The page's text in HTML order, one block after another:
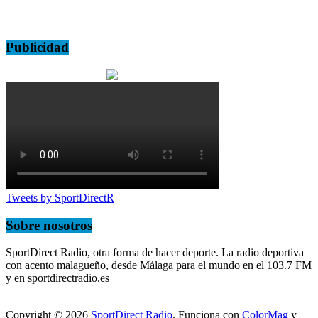
Publicidad
Tweets by SportDirectR
Sobre nosotros
SportDirect Radio, otra forma de hacer deporte. La radio deportiva
con acento malagueño, desde Málaga para el mundo en el 103.7 FM
y en sportdirectradio.es
Copyright © 2026 SportDirect Radio. Funciona con ColorMag y